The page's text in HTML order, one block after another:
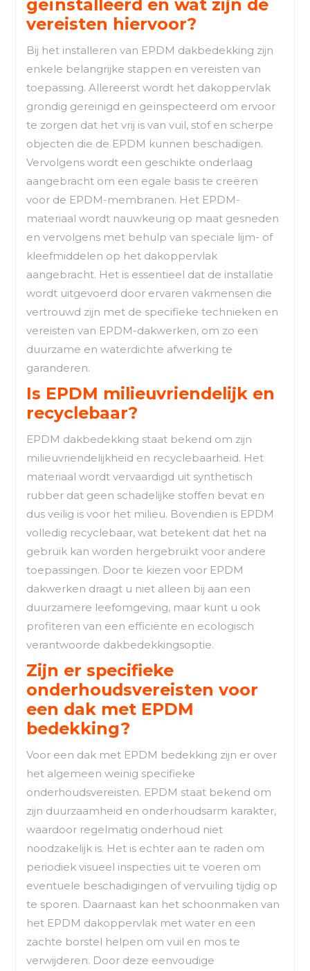
geïnstalleerd en wat zijn de
vereisten hiervoor?
Bij het installeren van EPDM dakbedekking zijn
enkele belangrijke stappen en vereisten van
toepassing. Allereerst wordt het dakoppervlak
grondig gereinigd en geïnspecteerd om ervoor
te zorgen dat het vrij is van vuil, stof en scherpe
objecten die de EPDM kunnen beschadigen.
Vervolgens wordt een geschikte onderlaag
aangebracht om een egale basis te creëren
voor de EPDM-membranen. Het EPDM-
materiaal wordt nauwkeurig op maat gesneden
en vervolgens met behulp van speciale lijm- of
kleefmiddelen op het dakoppervlak
aangebracht. Het is essentieel dat de installatie
wordt uitgevoerd door ervaren vakmensen die
vertrouwd zijn met de specifieke technieken en
vereisten van EPDM-dakwerken, om zo een
duurzame en waterdichte afwerking te
garanderen.
Is EPDM milieuvriendelijk en
recyclebaar?
EPDM dakbedekking staat bekend om zijn
milieuvriendelijkheid en recyclebaarheid. Het
materiaal wordt vervaardigd uit synthetisch
rubber dat geen schadelijke stoffen bevat en
dus veilig is voor het milieu. Bovendien is EPDM
volledig recyclebaar, wat betekent dat het na
gebruik kan worden hergebruikt voor andere
toepassingen. Door te kiezen voor EPDM
dakwerken draagt u niet alleen bij aan een
duurzamere leefomgeving, maar kunt u ook
profiteren van een efficiënte en ecologisch
verantwoorde dakbedekkingsoptie.
Zijn er specifieke
onderhoudsvereisten voor
een dak met EPDM
bedekking?
Voor een dak met EPDM bedekking zijn er over
het algemeen weinig specifieke
onderhoudsvereisten. EPDM staat bekend om
zijn duurzaamheid en onderhoudsarm karakter,
waardoor regelmatig onderhoud niet
noodzakelijk is. Het is echter aan te raden om
periodiek visueel inspecties uit te voeren om
eventuele beschadigingen of vervuiling tijdig op
te sporen. Daarnaast kan het schoonmaken van
het EPDM dakoppervlak met water en een
zachte borstel helpen om vuil en mos te
verwijderen. Door deze eenvoudige